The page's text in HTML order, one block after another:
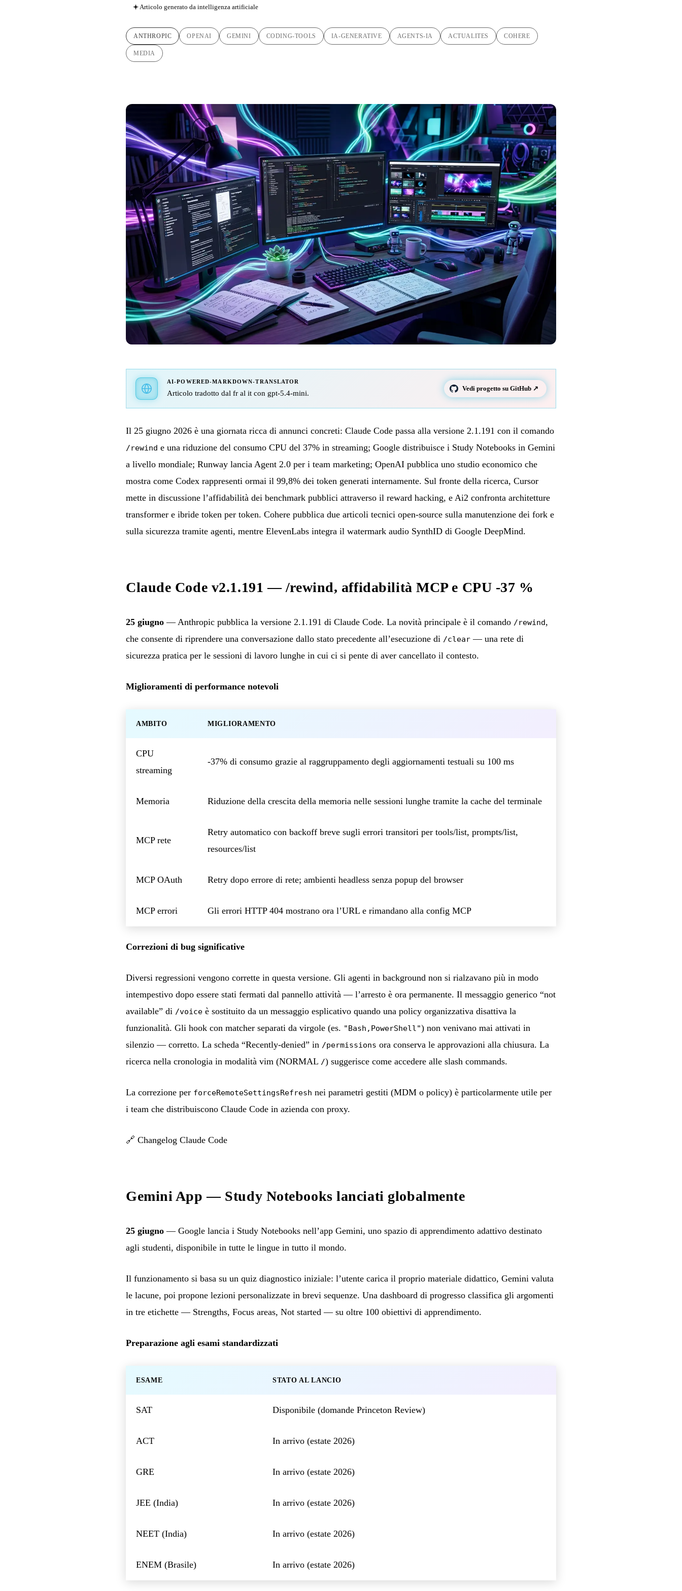
Articolo generato da intelligenza artificiale
ANTHROPIC OPENAI GEMINI CODING-TOOLS IA-GENERATIVE AGENTS-IA ACTUALITES COHERE
MEDIA
AI-POWERED-MARKDOWN-TRANSLATOR
Articolo tradotto dal fr al it con gpt-5.4-mini.
Vedi progetto su GitHub ↗
Il 25 giugno 2026 è una giornata ricca di annunci concreti: Claude Code passa alla versione 2.1.191 con il comando
/rewind e una riduzione del consumo CPU del 37% in streaming; Google distribuisce i Study Notebooks in Gemini
a livello mondiale; Runway lancia Agent 2.0 per i team marketing; OpenAI pubblica uno studio economico che
mostra come Codex rappresenti ormai il 99,8% dei token generati internamente. Sul fronte della ricerca, Cursor
mette in discussione l’affidabilità dei benchmark pubblici attraverso il reward hacking, e Ai2 confronta architetture
transformer e ibride token per token. Cohere pubblica due articoli tecnici open-source sulla manutenzione dei fork e
sulla sicurezza tramite agenti, mentre ElevenLabs integra il watermark audio SynthID di Google DeepMind.
Claude Code v2.1.191 — /rewind, affidabilità MCP e CPU -37 %
25 giugno — Anthropic pubblica la versione 2.1.191 di Claude Code. La novità principale è il comando /rewind,
che consente di riprendere una conversazione dallo stato precedente all’esecuzione di /clear — una rete di
sicurezza pratica per le sessioni di lavoro lunghe in cui ci si pente di aver cancellato il contesto.
Miglioramenti di performance notevoli
AMBITO MIGLIORAMENTO
CPU
streaming
-37% di consumo grazie al raggruppamento degli aggiornamenti testuali su 100 ms
Memoria Riduzione della crescita della memoria nelle sessioni lunghe tramite la cache del terminale
MCP rete
Retry automatico con backoff breve sugli errori transitori per tools/list, prompts/list,
resources/list
MCP OAuth Retry dopo errore di rete; ambienti headless senza popup del browser
MCP errori Gli errori HTTP 404 mostrano ora l’URL e rimandano alla config MCP
Correzioni di bug significative
Diversi regressioni vengono corrette in questa versione. Gli agenti in background non si rialzavano più in modo
intempestivo dopo essere stati fermati dal pannello attività — l’arresto è ora permanente. Il messaggio generico “not
available” di /voice è sostituito da un messaggio esplicativo quando una policy organizzativa disattiva la
funzionalità. Gli hook con matcher separati da virgole (es. "Bash,PowerShell") non venivano mai attivati in
silenzio — corretto. La scheda “Recently-denied” in /permissions ora conserva le approvazioni alla chiusura. La
ricerca nella cronologia in modalità vim (NORMAL /) suggerisce come accedere alle slash commands.
La correzione per forceRemoteSettingsRefresh nei parametri gestiti (MDM o policy) è particolarmente utile per
i team che distribuiscono Claude Code in azienda con proxy.
🔗 Changelog Claude Code
Gemini App — Study Notebooks lanciati globalmente
25 giugno — Google lancia i Study Notebooks nell’app Gemini, uno spazio di apprendimento adattivo destinato
agli studenti, disponibile in tutte le lingue in tutto il mondo.
Il funzionamento si basa su un quiz diagnostico iniziale: l’utente carica il proprio materiale didattico, Gemini valuta
le lacune, poi propone lezioni personalizzate in brevi sequenze. Una dashboard di progresso classifica gli argomenti
in tre etichette — Strengths, Focus areas, Not started — su oltre 100 obiettivi di apprendimento.
Preparazione agli esami standardizzati
ESAME STATO AL LANCIO
SAT Disponibile (domande Princeton Review)
ACT In arrivo (estate 2026)
GRE In arrivo (estate 2026)
JEE (India) In arrivo (estate 2026)
NEET (India) In arrivo (estate 2026)
ENEM (Brasile) In arrivo (estate 2026)